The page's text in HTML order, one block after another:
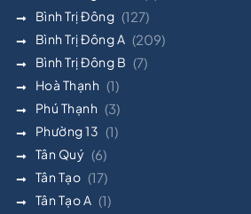
Bình Trị Đông (127)
Bình Trị Đông A (209)
Bình Trị Đông B (7)
Hoà Thạnh (1)
Phú Thạnh (3)
Phường 13 (1)
Tân Quý (6)
Tân Tạo (17)
Tân Tạo A (1)